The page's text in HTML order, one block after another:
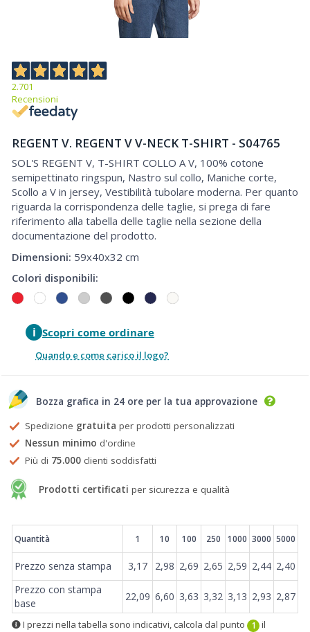
2.701
Recensioni
REGENT V. REGENT V V-NECK T-SHIRT - S04765
SOL'S REGENT V, T-SHIRT COLLO A V, 100% cotone
semipettinato ringspun, Nastro sul collo, Maniche corte,
Scollo a V in jersey, Vestibilità tubolare moderna. Per quanto
riguarda la corrispondenza delle taglie, si prega di fare
riferimento alla tabella delle taglie nella sezione della
documentazione del prodotto.
Dimensioni: 59x40x32 cm
Colori disponibili:
i Scopri come ordinare
Quando e come carico il logo?
Bozza grafica in 24 ore per la tua approvazione
Spedizione gratuita per prodotti personalizzati
Nessun minimo d'ordine
Più di 75.000 clienti soddisfatti
Prodotti certificati per sicurezza e qualità
Prezzi
Quantità 1 10 100 250 1000 3000 5000
Prezzo senza stampa 3,17 2,98 2,69 2,65 2,59 2,44 2,40
Prezzo con stampa
base
22,09 6,60 3,63 3,32 3,13 2,93 2,87
I prezzi nella tabella sono indicativi, calcola dal punto 1 il